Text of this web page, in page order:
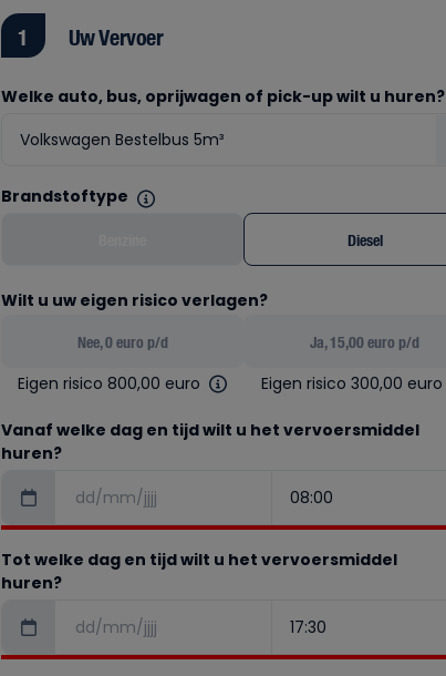
1 Uw Vervoer
Welke auto, bus, oprijwagen of pick-up wilt u huren?
Brandstoftype
Diesel
Wilt u uw eigen risico verlagen?
Nee, 0 euro p/d
Eigen risico 800,00 euro
Ja, 15,00 euro p/d
Eigen risico 300,00 euro
Vanaf welke dag en tijd wilt u het vervoersmiddel
huren?
Tot welke dag en tijd wilt u het vervoersmiddel
huren?